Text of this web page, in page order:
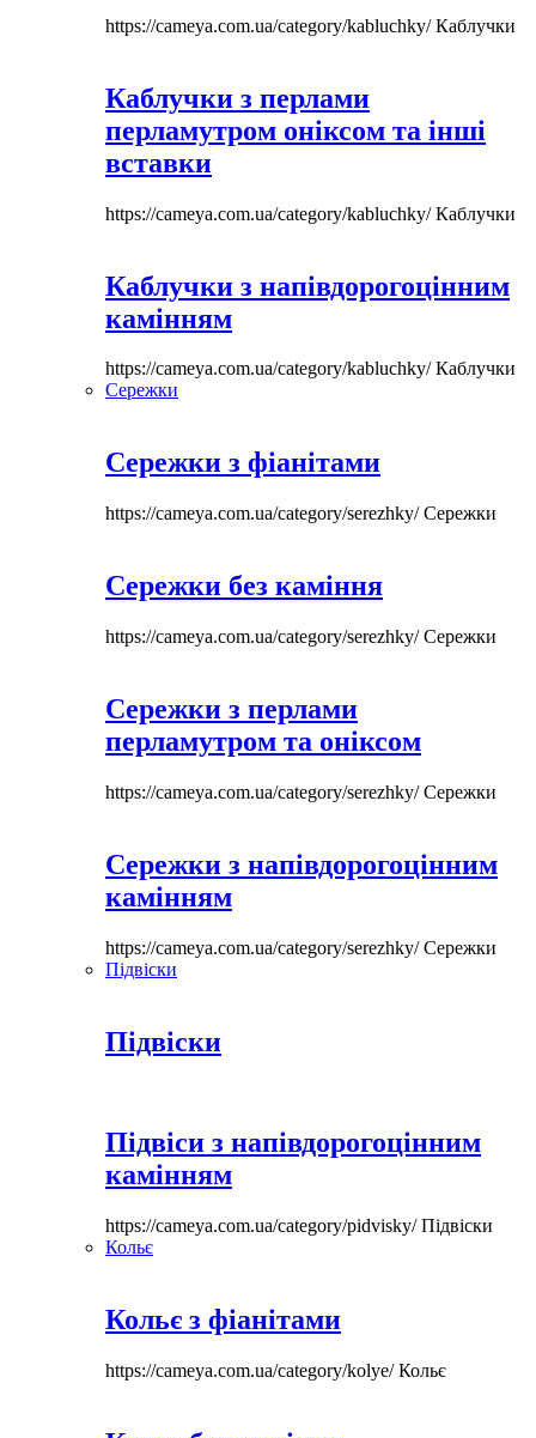
https://cameya.com.ua/category/kabluchky/Каблучки
Каблучки з перлами
перламутром оніксом та інші
вставки
https://cameya.com.ua/category/kabluchky/Каблучки
Каблучки з напівдорогоцінним
камінням
https://cameya.com.ua/category/kabluchky/Каблучки
Сережки
Сережки з фіанітами
https://cameya.com.ua/category/serezhky/Сережки
Сережки без каміння
https://cameya.com.ua/category/serezhky/Сережки
Сережки з перлами
перламутром та оніксом
https://cameya.com.ua/category/serezhky/Сережки
Сережки з напівдорогоцінним
камінням
https://cameya.com.ua/category/serezhky/Сережки
Підвіски
Підвіски
Підвіси з напівдорогоцінним
камінням
https://cameya.com.ua/category/pidvisky/Підвіски
Кольє
Кольє з фіанітами
https://cameya.com.ua/category/kolye/Кольє